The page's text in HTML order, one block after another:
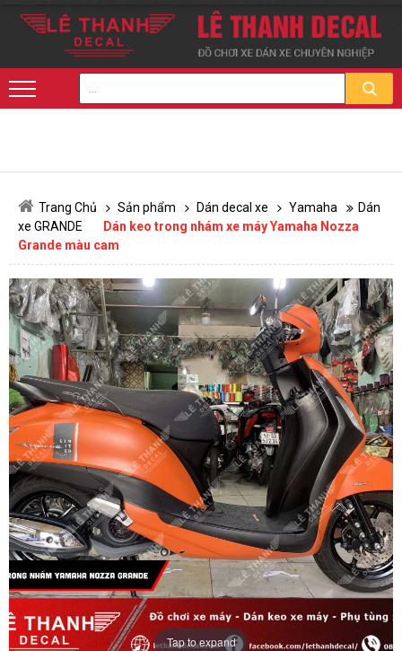
Trang Chủ Sản phẩm Dán decal xe Yamaha
Dán
xe GRANDE
Dán keo trong nhám xe máy Yamaha Nozza
Grande màu cam
Tap to expand